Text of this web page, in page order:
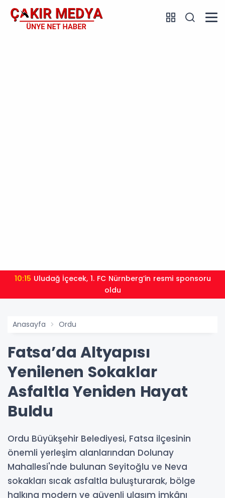
10:15
oldu
Anasayfa Ordu
Fatsa’da Altyapısı
Yenilenen Sokaklar
Asfaltla Yeniden Hayat
Buldu
Ordu Büyükşehir Belediyesi, Fatsa ilçesinin
önemli yerleşim alanlarından Dolunay
Mahallesi'nde bulunan Seyitoğlu ve Neva
sokakları sıcak asfaltla buluşturarak, bölge
halkına modern ve güvenli ulaşım imkânı